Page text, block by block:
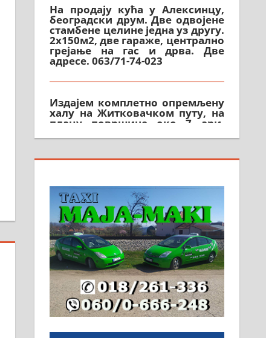
београдски друм. Две одвојене
стамбене целине једна уз другу.
2х150м2, две гараже, централно
грејање на гас и дрва. Две
адресе. 063/71-74-023
халу на Житковачком путу, на
плацу површине око 7 ари.
064/321-80-51; 063/102-35-25
На продају легализована, нова,
м2 са плацем од 8 ари у
Зеленом виру у Алексинцу.
Могућа замена. 064/21-63-584
ПОСЛОВНИ ОГЛАСИ
Рудник и флотација Рудник
д.о.о. Рудник запошљава 20
помоћника рудара. Услови:
Основна школа, пожељно
радно искуство на истим и